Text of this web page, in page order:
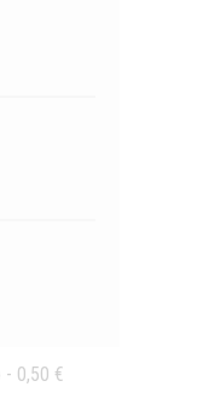
- 0,50 €